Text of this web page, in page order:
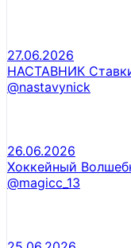
27.06.2026
НАСТАВНИК
@nastavynick
26.06.2026
Хоккейный
@magicc_13